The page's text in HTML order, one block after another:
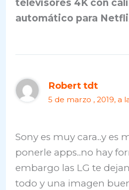
televisores 4K con
automático para
Robert tdt
5 de marzo , 2019, a
Sony es muy cara..y es
ponerle apps..no hay
embargo las LG te
todo y una imagen